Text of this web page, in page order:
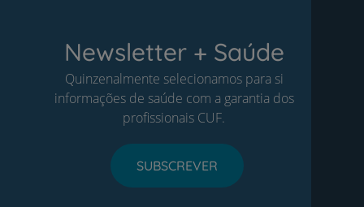
Newsletter + Saúde
Quinzenalmente selecionamos para si
informações de saúde com a garantia dos
profissionais CUF.
SUBSCREVER